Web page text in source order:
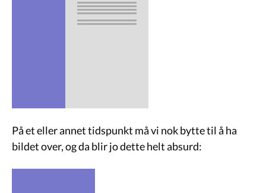
På et eller annet tidspunkt må vi nok bytte til å ha
bildet over, og da blir jo dette helt absurd: